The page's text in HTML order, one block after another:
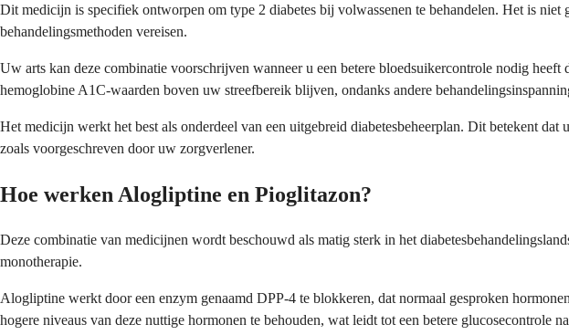
Dit medicijn is specifiek ontworpen om type 2 diabetes bij volwassenen te behandelen. Het is
behandelingsmethoden vereisen.
Uw arts kan deze combinatie voorschrijven wanneer u een betere bloedsuikercontrole nodig
hemoglobine A1C-waarden boven uw streefbereik blijven, ondanks andere
Het medicijn werkt het best als onderdeel van een uitgebreid diabetesbeheerplan. Dit betekent
zoals voorgeschreven door uw zorgverlener.
Hoe werken Alogliptine en Pioglitazon?
Deze combinatie van medicijnen wordt beschouwd als matig sterk in het
monotherapie.
Alogliptine werkt door een enzym genaamd DPP-4 te blokkeren, dat normaal gesproken
hogere niveaus van deze nuttige hormonen te behouden, wat leidt tot een betere glucosecontrole